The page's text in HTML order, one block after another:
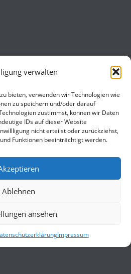
verwalten
bieten, verwenden wir Technologien wie
zu speichern und/oder darauf
zustimmst, können wir Daten
IDs auf dieser Website
nicht erteilst oder zurückziehst,
Funktionen beeinträchtigt werden.
Ablehnen
ansehen
Impressum